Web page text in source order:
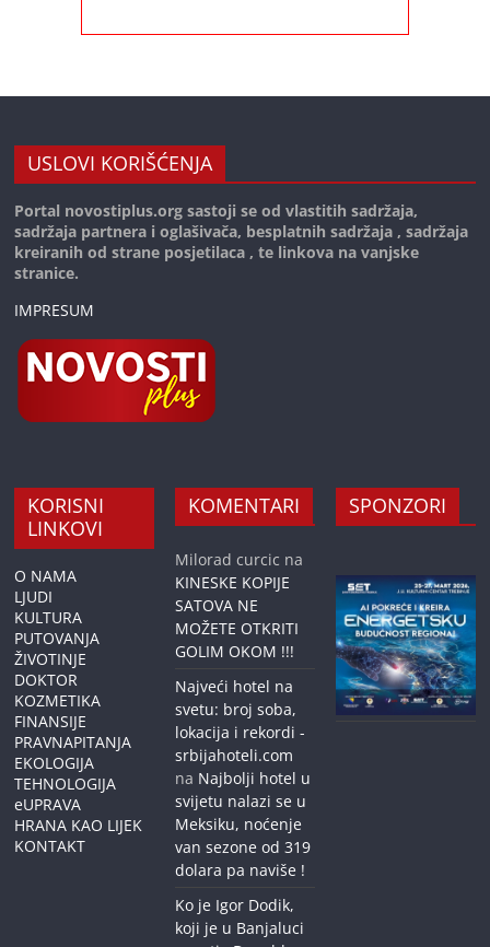
USLOVI KORIŠĆENJA
Portal novostiplus.org sastoji se od vlastitih sadržaja,
sadržaja partnera i oglašivača, besplatnih sadržaja , sadržaja
kreiranih od strane posjetilaca , te linkova na vanjske
stranice.
IMPRESUM
KORISNI
LINKOVI
O NAMA
LJUDI
KULTURA
PUTOVANJA
ŽIVOTINJE
DOKTOR
KOZMETIKA
FINANSIJE
PRAVNAPITANJA
EKOLOGIJA
TEHNOLOGIJA
eUPRAVA
HRANA KAO LIJEK
KONTAKT
KOMENTARI
Milorad curcic na
KINESKE KOPIJE
SATOVA NE
MOŽETE OTKRITI
GOLIM OKOM !!!
Najveći hotel na
svetu: broj soba,
lokacija i rekordi -
srbijahoteli.com
na Najbolji hotel u
svijetu nalazi se u
Meksiku, noćenje
van sezone od 319
dolara pa naviše !
Ko je Igor Dodik,
koji je u Banjaluci
SPONZORI